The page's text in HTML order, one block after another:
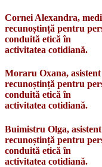
Cornei Alexandra,
recunoștință pentru
conduită etică în
activitatea cotidiană.
Moraru Oxana,
recunoștință pentru
conduită etică în
activitatea cotidiană.
Buimistru Olga,
recunoștință pentru
conduită etică în
activitatea cotidiană.